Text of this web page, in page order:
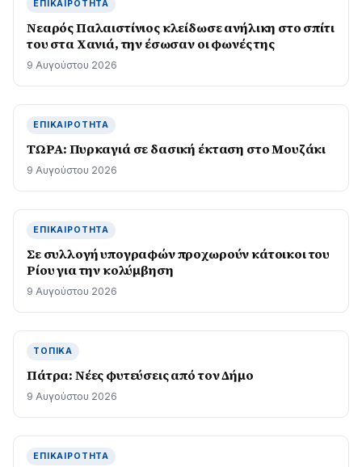
ΕΠΙΚΑΙΡΌΤΗΤΑ
Νεαρός Παλαιστίνιος κλείδωσε ανήλικη στο σπίτι
του στα Χανιά, την έσωσαν οι φωνές της
9 Αυγούστου 2026
ΕΠΙΚΑΙΡΌΤΗΤΑ
ΤΩΡΑ: Πυρκαγιά σε δασική έκταση στο Μουζάκι
9 Αυγούστου 2026
ΕΠΙΚΑΙΡΌΤΗΤΑ
Σε συλλογή υπογραφών προχωρούν κάτοικοι του
Ρίου για την κολύμβηση
9 Αυγούστου 2026
ΤΟΠΙΚΆ
Πάτρα: Νέες φυτεύσεις από τον Δήμο
9 Αυγούστου 2026
ΕΠΙΚΑΙΡΌΤΗΤΑ